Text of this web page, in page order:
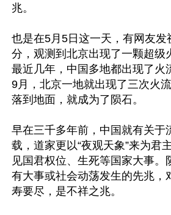
兆。
也是在5月5日这一天，有网友发
分，观测到北京出现了一颗超级
最近几年，中国多地都出现了火
9月，北京一地就出现了三次火
落到地面，就成为了陨石。
早在三千多年前，中国就有关于
载，道家更以“夜观天象”来为君
见国君权位、生死等国家大事。
有大事或社会动荡发生的先兆，
寿要尽，是不祥之兆。